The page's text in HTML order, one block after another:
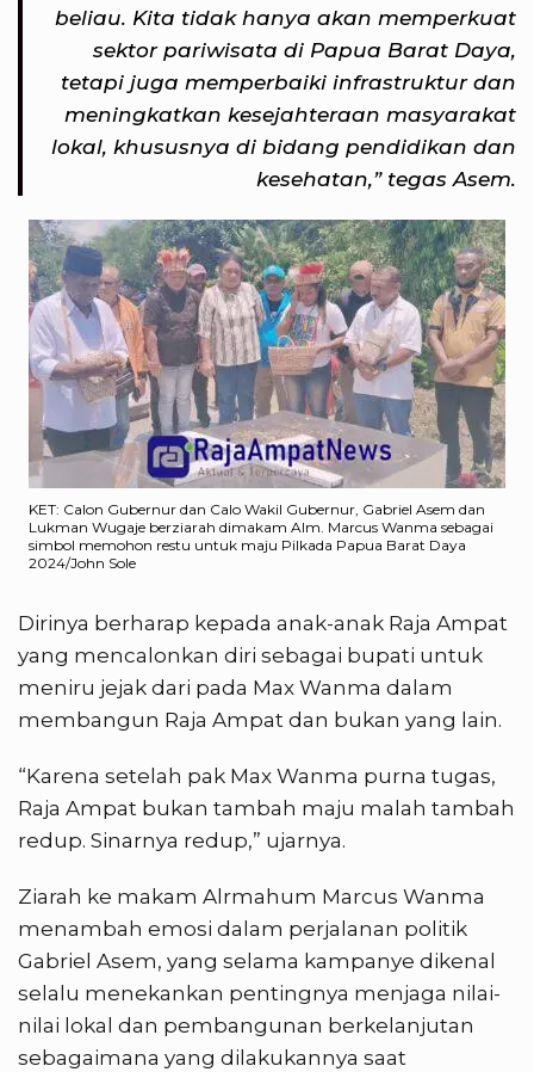
beliau. Kita tidak hanya akan memperkuat
sektor pariwisata di Papua Barat Daya,
tetapi juga memperbaiki infrastruktur dan
meningkatkan kesejahteraan masyarakat
lokal, khususnya di bidang pendidikan dan
kesehatan,” tegas Asem.
KET: Calon Gubernur dan Calo Wakil Gubernur, Gabriel Asem dan
Lukman Wugaje berziarah dimakam Alm. Marcus Wanma sebagai
simbol memohon restu untuk maju Pilkada Papua Barat Daya
2024/John Sole
Dirinya berharap kepada anak-anak Raja Ampat
yang mencalonkan diri sebagai bupati untuk
meniru jejak dari pada Max Wanma dalam
membangun Raja Ampat dan bukan yang lain.
“Karena setelah pak Max Wanma purna tugas,
Raja Ampat bukan tambah maju malah tambah
redup. Sinarnya redup,” ujarnya.
Ziarah ke makam Alrmahum Marcus Wanma
menambah emosi dalam perjalanan politik
Gabriel Asem, yang selama kampanye dikenal
selalu menekankan pentingnya menjaga nilai-
nilai lokal dan pembangunan berkelanjutan
sebagaimana yang dilakukannya saat